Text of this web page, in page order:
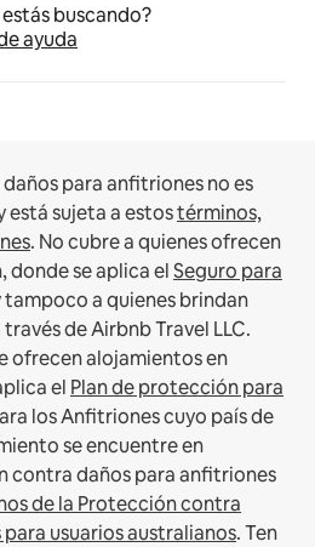
buscando?
ayuda
para anfitriones no es
está sujeta a estostérminos,
. No cubre a quienes ofrecen
donde se aplica elSeguro para
tampoco a quienes brindan
de Airbnb Travel LLC.
ofrecen alojamientos en
el Plan de protección para
los Anfitriones cuyo país de
se encuentre en
contra daños para anfitriones
de la Protección contra
usuarios australianos. Ten